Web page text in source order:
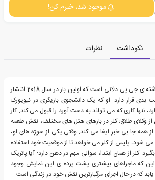
موجود شد، خبرم کن!
نکوداشت
نظرات
کتاب باورم کن، رمانی نوشته ی جی پی دلانی است که اولین بار در سال 2018 انتشار
بدی قرار دارد. او که یک دانشجوی بازیگری در نیویورک
تنها کاری که می تواند به دست آورد را قبول می کند: کار
وکلای طلاق؛ کلر در بارهای هتل های مختلف، نقش طعمه
همه جا بی خبر ایفا می کند. وقتی یکی از سوژه های او،
شود، پلیس از کلر می خواهد تا از موقعیت خود استفاده
کلر از همان ابتدا، سوالی مهم در ذهن دارد: آیا پاتریک
که ماجراهای بیشتری پشت پرده ی این نمایش وجود
که در حال اجرای مرگبارترین نقش خود در زندگی است.